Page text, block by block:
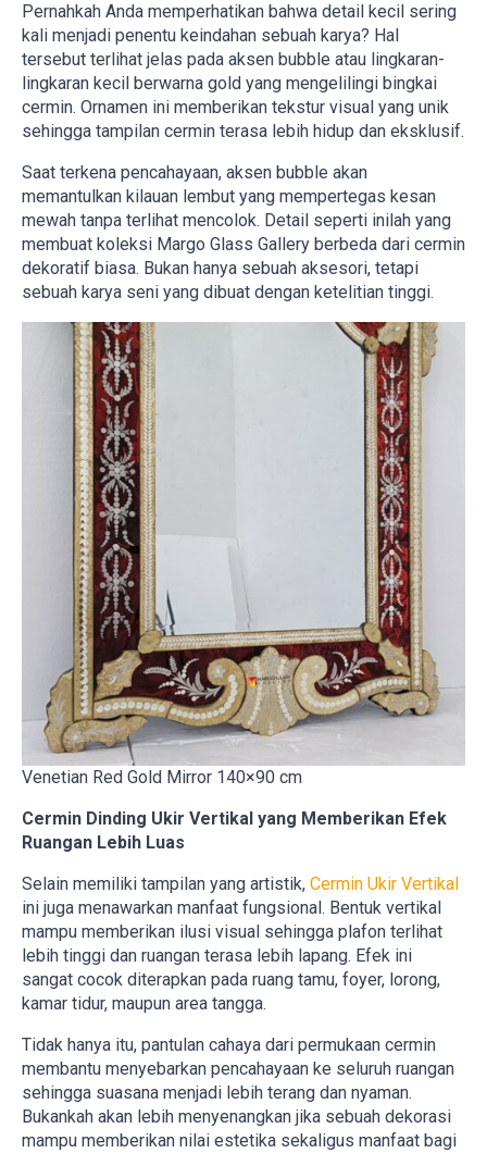
Pernahkah Anda memperhatikan bahwa detail kecil sering
kali menjadi penentu keindahan sebuah karya? Hal
tersebut terlihat jelas pada aksen bubble atau lingkaran-
lingkaran kecil berwarna gold yang mengelilingi bingkai
cermin. Ornamen ini memberikan tekstur visual yang unik
sehingga tampilan cermin terasa lebih hidup dan eksklusif.
Saat terkena pencahayaan, aksen bubble akan
memantulkan kilauan lembut yang mempertegas kesan
mewah tanpa terlihat mencolok. Detail seperti inilah yang
membuat koleksi Margo Glass Gallery berbeda dari cermin
dekoratif biasa. Bukan hanya sebuah aksesori, tetapi
sebuah karya seni yang dibuat dengan ketelitian tinggi.
Venetian Red Gold Mirror 140×90 cm
Cermin Dinding Ukir Vertikal yang Memberikan Efek
Ruangan Lebih Luas
Selain memiliki tampilan yang artistik, Cermin Ukir Vertikal
ini juga menawarkan manfaat fungsional. Bentuk vertikal
mampu memberikan ilusi visual sehingga plafon terlihat
lebih tinggi dan ruangan terasa lebih lapang. Efek ini
sangat cocok diterapkan pada ruang tamu, foyer, lorong,
kamar tidur, maupun area tangga.
Tidak hanya itu, pantulan cahaya dari permukaan cermin
membantu menyebarkan pencahayaan ke seluruh ruangan
sehingga suasana menjadi lebih terang dan nyaman.
Bukankah akan lebih menyenangkan jika sebuah dekorasi
mampu memberikan nilai estetika sekaligus manfaat bagi